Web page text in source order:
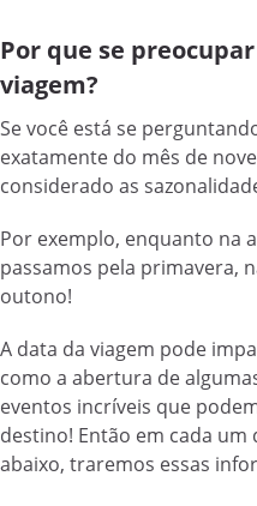
Por que se
viagem?
Se você está se
exatamente do mês de
considerado as
Por exemplo, enquanto na
passamos pela primavera,
outono!
A data da viagem pode
como a abertura de
eventos incríveis que
destino! Então em cada
abaixo, traremos essas